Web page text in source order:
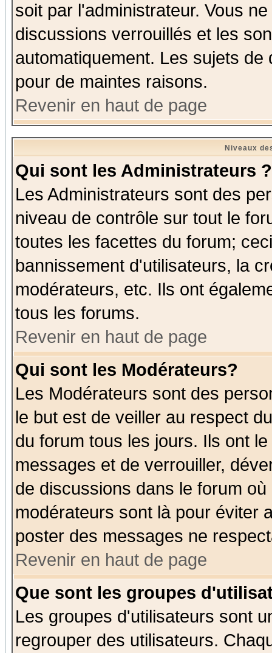
soit par l'administrateur. Vous
discussions verrouillés et les
automatiquement. Les sujets
pour de maintes raisons.
Revenir en haut de page
Niveaux
Qui sont les Administrateurs ?
Les Administrateurs sont des
niveau de contrôle sur tout le
toutes les facettes du forum;
bannissement d'utilisateurs, la
modérateurs, etc. Ils ont
tous les forums.
Revenir en haut de page
Qui sont les Modérateurs?
Les Modérateurs sont des
le but est de veiller au respect
du forum tous les jours. Ils ont
messages et de verrouiller,
de discussions dans le forum
modérateurs sont là pour éviter
poster des messages ne
Revenir en haut de page
Que sont les groupes
Les groupes d'utilisateurs sont
regrouper des utilisateurs.